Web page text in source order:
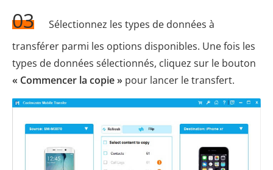
03
Sélectionnez les types de données à
transférer parmi les options disponibles. Une fois les
types de données sélectionnés, cliquez sur le bouton
« Commencer la copie » pour lancer le transfert.